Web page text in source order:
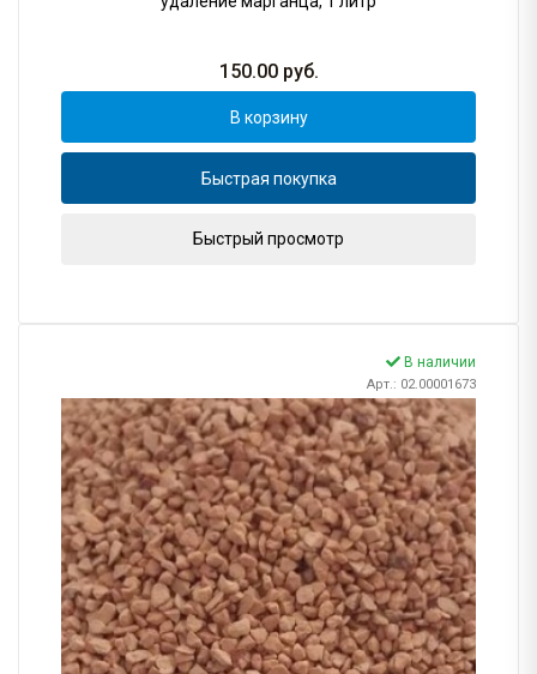
150.00руб.
В корзину
Быстрая покупка
Быстрый просмотр
В наличии
Арт.: 02.00001673